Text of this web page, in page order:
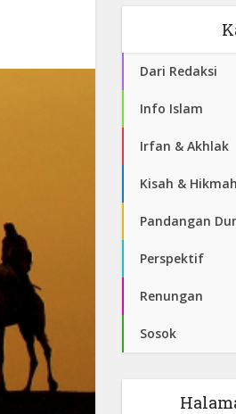
Dari Redaksi
Info Islam
Irfan & Akhlak
Kisah & Hikmah
Pandangan
Perspektif
Renungan
Sosok